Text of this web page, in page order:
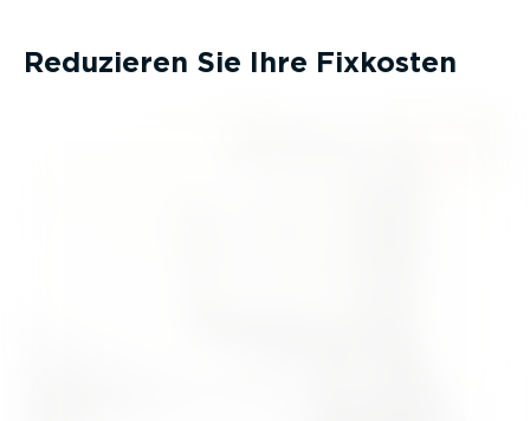
Reduzieren Sie Ihre Fixkosten